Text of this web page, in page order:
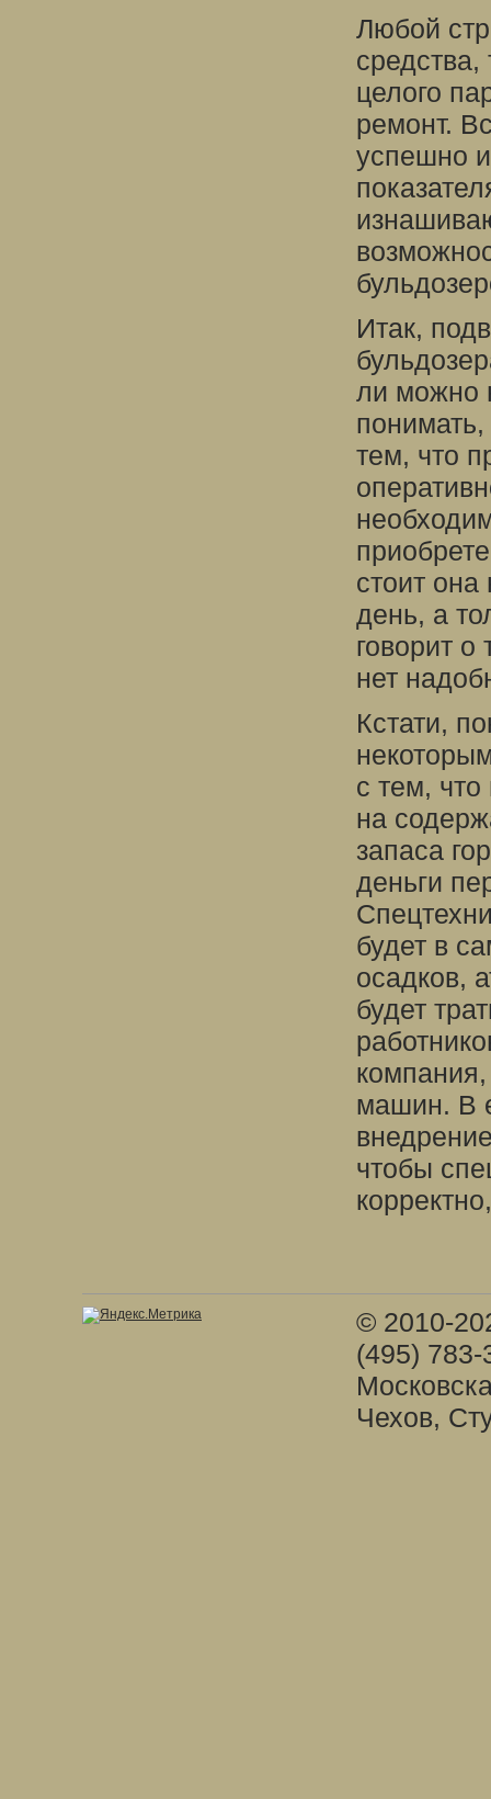
Любой
средства,
целого
ремонт.
успешно
Итак,
ли можно
тем, что
стоит
день, а
говорит о
нет
Кстати,
с тем,
на
запаса
деньги
будет в
осадков,
будет
машин. В
чтобы
© 2010-
(495)
Чехов,